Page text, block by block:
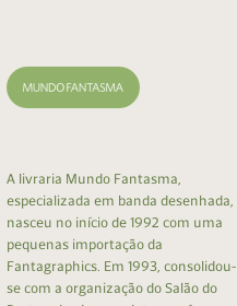
A livraria Mundo Fantasma,
especializada em banda desenhada,
nasceu no início de 1992 com uma
pequenas importação da
Fantagraphics. Em 1993, consolidou-
se com a organização do Salão do